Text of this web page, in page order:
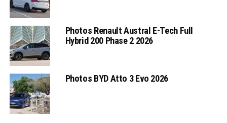
Photos Renault Austral E-Tech Full
Hybrid 200 Phase 2 2026
Photos BYD Atto 3 Evo 2026